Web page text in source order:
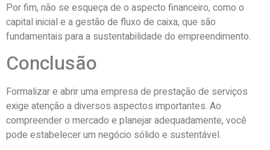
Por fim, não se esqueça de o aspecto financeiro, como o
capital inicial e a gestão de fluxo de caixa, que são
fundamentais para a sustentabilidade do empreendimento.
Conclusão
Formalizar e abrir uma empresa de prestação de serviços
exige atenção a diversos aspectos importantes. Ao
compreender o mercado e planejar adequadamente, você
pode estabelecer um negócio sólido e sustentável.